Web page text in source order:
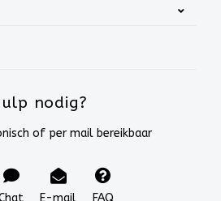
nodig?
of per mail bereikbaar
E-mail FAQ